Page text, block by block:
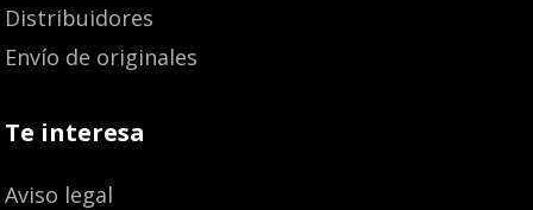
Distribuidores
Envío de originales
Te interesa
Aviso legal